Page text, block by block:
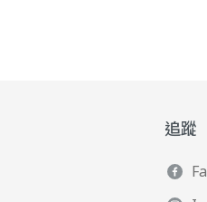
追蹤